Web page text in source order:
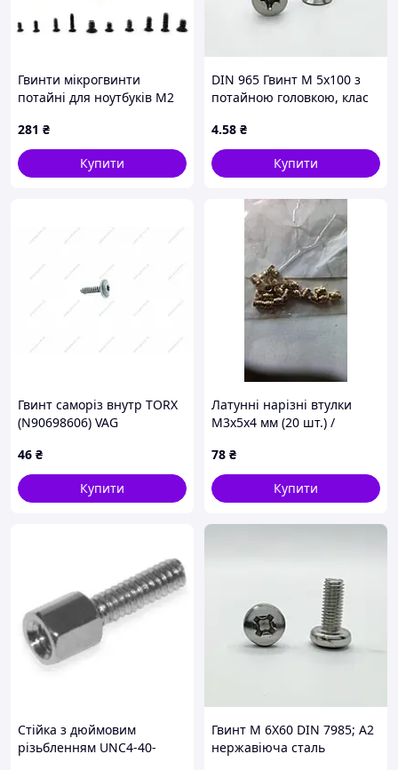
Гвинти мікрогвинти
потайні для ноутбуків M2
281 ₴
Купити
DIN 965 Гвинт М 5х100 з
потайною головкою, клас
4.58 ₴
Купити
Гвинт саморіз внутр TORX
(N90698606) VAG
46 ₴
Купити
Латунні нарізні втулки
М3х5х4 мм (20 шт.) /
для 3D-друку
78 ₴
Купити
Стійка з дюймовим
різьбленням UNC4-40-
Гвинт М 6Х60 DIN 7985; А2
нержавіюча сталь